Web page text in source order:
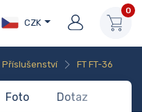
CZK
0
Příslušenství FT FT-36
Foto Dotaz